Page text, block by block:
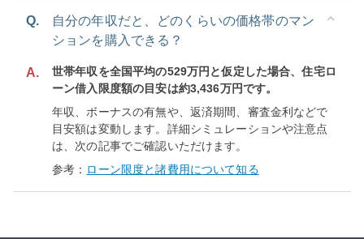
Q.
自分の年収だと、どのくらいの価格帯のマン
ションを購入できる？
A.
世帯年収を全国平均の529万円と仮定した場合、住宅ロ
ーン借入限度額の目安は約3,436万円です。
年収、ボーナスの有無や、返済期間、審査金利などで
目安額は変動します。詳細シミュレーションや注意点
は、次の記事でご確認いただけます。
参考： ローン限度と諸費用について知る